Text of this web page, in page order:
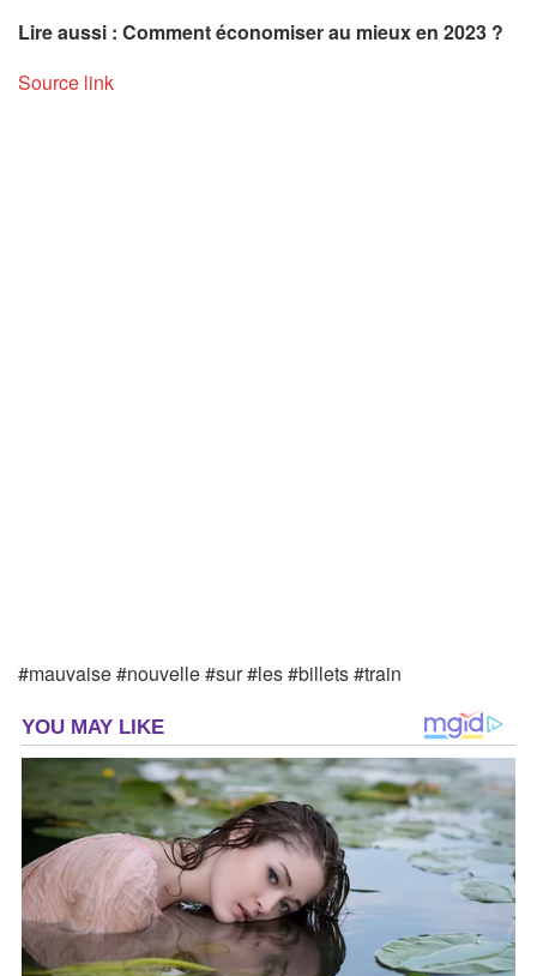
Lire aussi : Comment économiser au mieux en 2023 ?
Source link
#mauvaise #nouvelle #sur #les #billets #train